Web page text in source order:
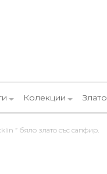
Колекции Злато
” бяло злато със сапфир.